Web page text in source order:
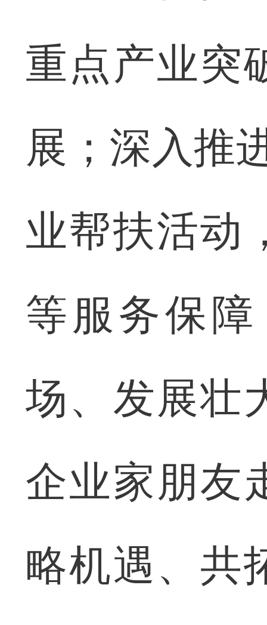
重点产业突
展；深入推
业帮扶活动
等服务保
场、发展壮
企业家朋友
略机遇、共